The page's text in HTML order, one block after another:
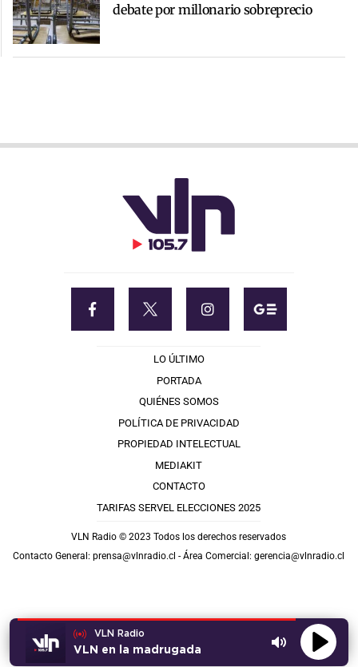
debate por millonario sobreprecio
VLN Radio
VLN en la madrugada
LO ÚLTIMO
PORTADA
QUIÉNES SOMOS
POLÍTICA DE PRIVACIDAD
PROPIEDAD INTELECTUAL
MEDIAKIT
CONTACTO
TARIFAS SERVEL ELECCIONES 2025
VLN Radio © 2023 Todos los derechos reservados
Contacto General:prensa@vlnradio.cl - Área Comercial:gerencia@vlnradio.cl